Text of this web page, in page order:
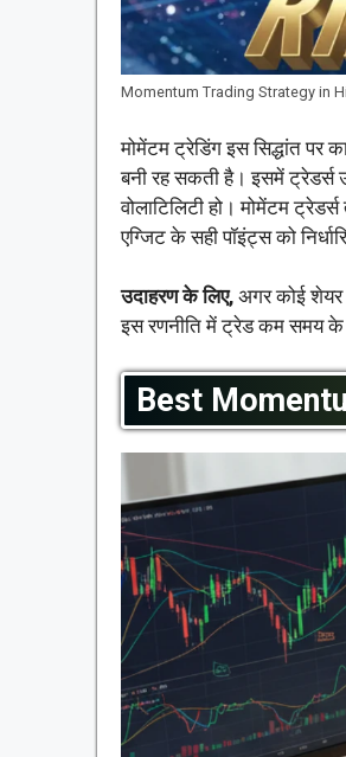
Momentum Trading Strategy in
मोमेंटम ट्रेडिंग इस सिद्धांत
बनी रह सकती है। इसमें
वोलाटिलिटी हो। मोमेंटम
एग्जिट के सही पॉइंट्स को
उदाहरण के लिए, अगर कोई शेयर
इस रणनीति में ट्रेड कम समय के
Best